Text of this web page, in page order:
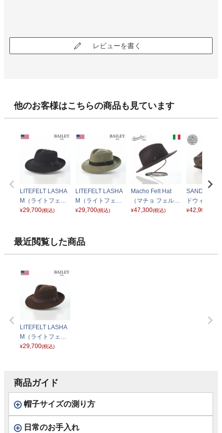
レビューを書く
他のお客様はこちらの商品も見ています
LITEFELT LASHA
M（ライトフェル
ト ラシャム） ブラ
¥29,700(税込)
LITEFELT LASHA
M（ライトフェル
ト ラシャム） ケル
¥29,700(税込)
Macho Felt Hat
（マチョ フェルト
ハット） 170016
¥47,300(税込)
SANDWICH
ドウィッチ
ウン
¥42,900
最近閲覧した商品
LITEFELT LASHA
M（ライトフェル
ト ラシャム） ブラ
¥29,700(税込)
商品ガイド
帽子サイズの測り方
日常のお手入れ